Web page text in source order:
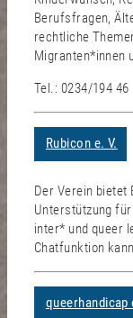
Berufsfragen,
rechtliche
Migranten*innen
Tel.: 0234/194 46
Rubicon e. V.
Der Verein bietet
Unterstützung
inter* und queer
Chatfunktion
queerhandicap